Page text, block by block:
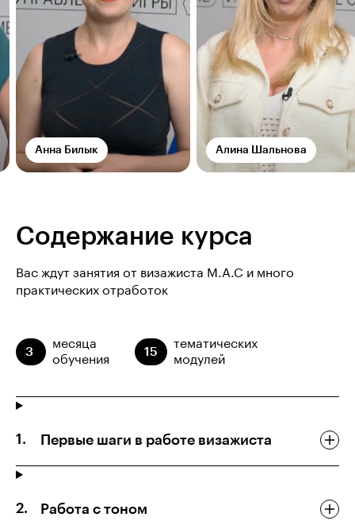
Анна Билык Алина Шальнова
Содержание курса
Вас ждут занятия от визажиста M.A.C и много
практических отработок
3
месяца
обучения
15
тематических
модулей
Первые шаги в работе визажиста
Работа с тоном